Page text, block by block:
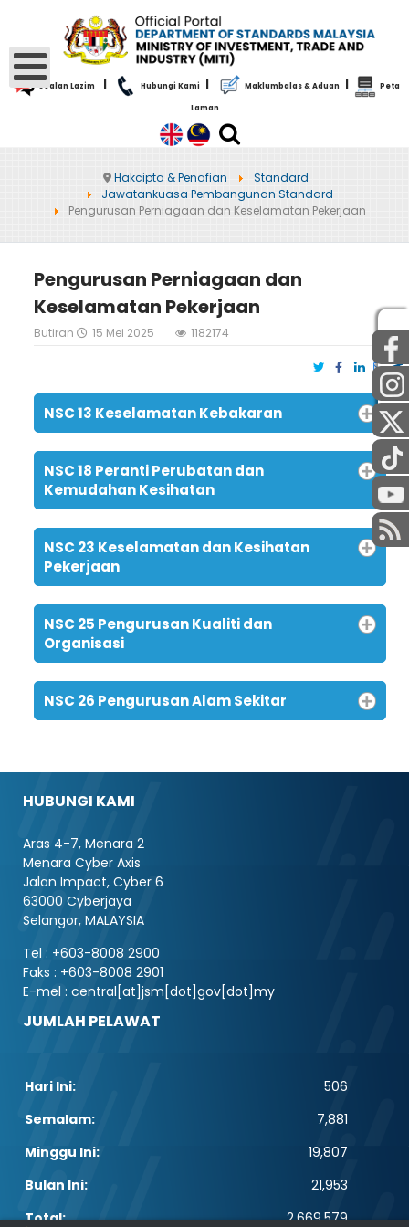
Soalan Lazim Hubungi Kami| Maklumbalas & Aduan Peta
Laman
Hakcipta & Penafian
Standard
Jawatankuasa Pembangunan Standard
Pengurusan Perniagaan dan Keselamatan Pekerjaan
Pengurusan Perniagaan dan
Keselamatan Pekerjaan
Butiran 15 Mei 2025 1182174
NSC 13 Keselamatan Kebakaran
NSC 18 Peranti Perubatan dan
Kemudahan Kesihatan
NSC 23 Keselamatan dan Kesihatan
Pekerjaan
NSC 25 Pengurusan Kualiti dan
Organisasi
NSC 26 Pengurusan Alam Sekitar
HUBUNGI KAMI
Aras 4-7, Menara 2
Menara Cyber Axis
Jalan Impact, Cyber 6
63000 Cyberjaya
Selangor, MALAYSIA
Tel : +603-8008 2900
Faks : +603-8008 2901
E-mel : central[at]jsm[dot]gov[dot]my
JUMLAH PELAWAT
Hari Ini:
506
Semalam:
7,881
Minggu Ini:
19,807
Bulan Ini:
21,953
Total:
2,669,579
AWAM
STAF